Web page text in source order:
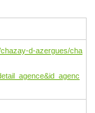
d-azergues/cha